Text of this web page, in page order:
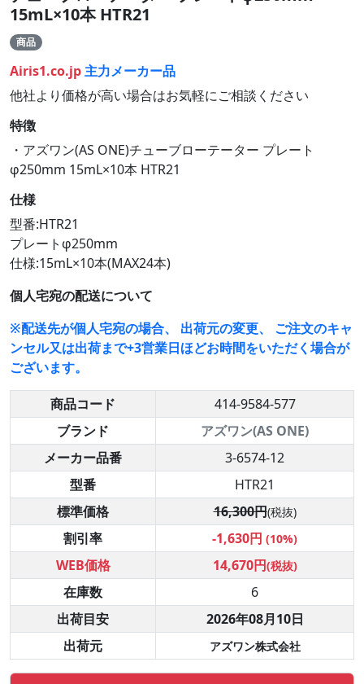
15mL×10本 HTR21
商品
Airis1.co.jp主力メーカー品
他社より価格が高い場合はお気軽にご相談ください
特徴
・アズワン(AS ONE)チューブローテーター プレート
φ250mm 15mL×10本 HTR21
仕様
型番:HTR21
プレートφ250mm
仕様:15mL×10本(MAX24本)
個人宅宛の配送について
※配送先が個人宅宛の場合、 出荷元の変更、 ご注文のキャ
ンセル又は出荷まで+3営業日ほどお時間をいただく場合が
ございます。
商品コード
414-9584-577
ブランド
アズワン(AS ONE)
メーカー品番
3-6574-12
型番
HTR21
標準価格
16,300円(税抜)
割引率 -1,630円 (10%)
WEB価格 14,670円(税抜)
在庫数
6
出荷目安
2026年08月10日
出荷元
アズワン株式会社